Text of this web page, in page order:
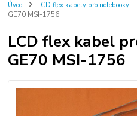
Úvod LCD flex kabely pro notebooky
GE70 MSI-1756
LCD flex kabel
GE70 MSI-1756